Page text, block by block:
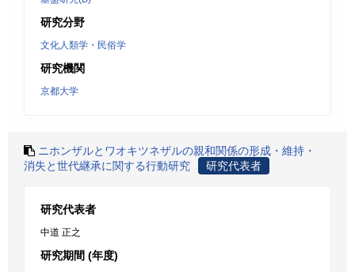
研究分野
文化人類学・民俗学
研究機関
京都大学
ニホンザルとワオキツネザルの親和関係の形成・維持・
消失と世代継承に関する行動研究
研究代表者
研究代表者
中道 正之
研究期間 (年度)